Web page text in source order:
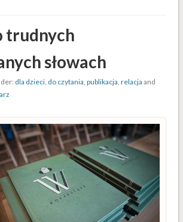
trudnych
słowach
dla dzieci, do czytania, publikacja, relacja and